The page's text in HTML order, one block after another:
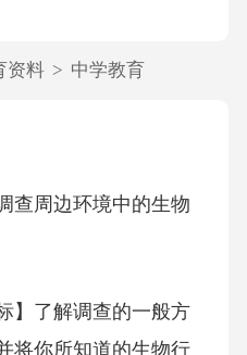
资料 > 中学教育
查周边环境中的生物
】了解调查的一般方
将你所知道的生物行